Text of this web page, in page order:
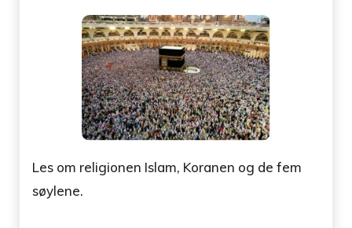
Les om religionen Islam, Koranen og de fem
søylene.